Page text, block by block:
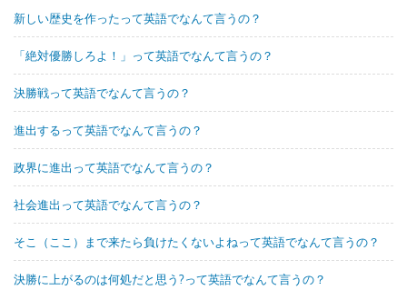
新しい歴史を作ったって英語でなんて言うの？
「絶対優勝しろよ！」って英語でなんて言うの？
決勝戦って英語でなんて言うの？
進出するって英語でなんて言うの？
政界に進出って英語でなんて言うの？
社会進出って英語でなんて言うの？
そこ（ここ）まで来たら負けたくないよねって英語でなんて言うの？
決勝に上がるのは何処だと思う?って英語でなんて言うの？